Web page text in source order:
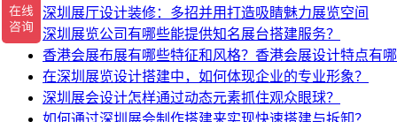
深圳展厅设计装修：多招并用打造吸睛魅力展览空间
深圳展览公司有哪些能提供知名展台搭建服务？
香港会展布展有哪些特征和风格？香港会展设计特点有
在深圳展览设计搭建中，如何体现企业的专业形象？
深圳展会设计怎样通过动态元素抓住观众眼球？